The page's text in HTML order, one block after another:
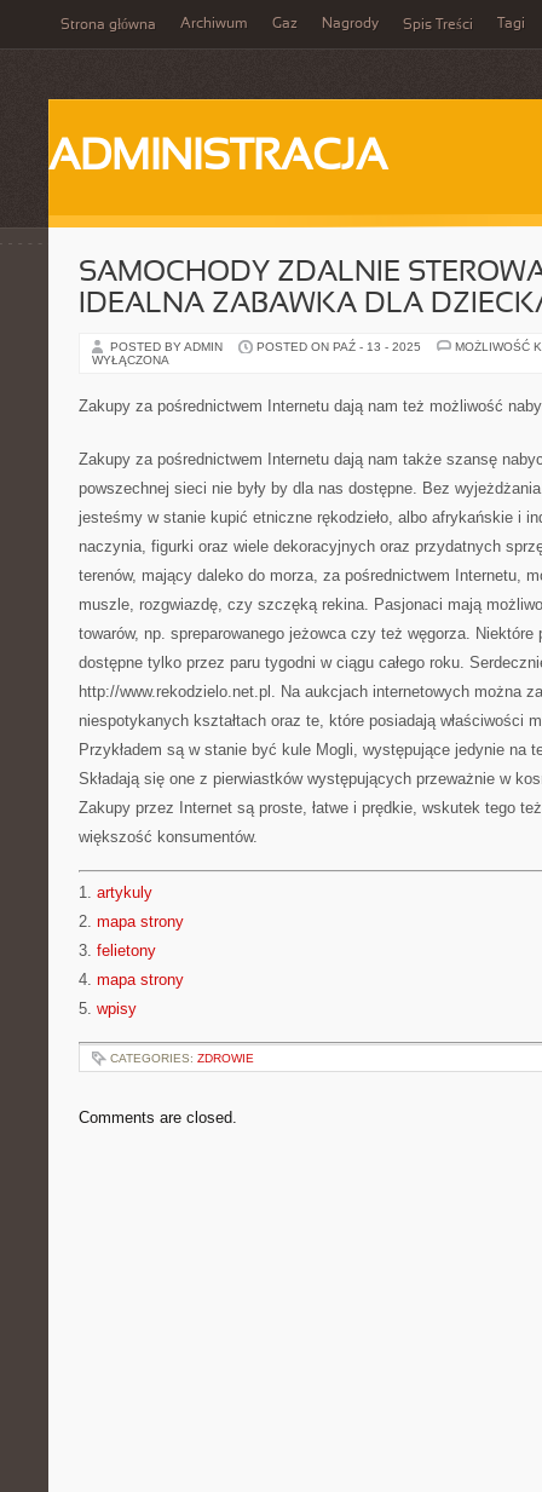
Strona główna Archiwum Gaz Nagrody Spis Treści Tagi
ADMINISTRACJA
SAMOCHODY ZDALNIE
IDEALNA ZABAWKA DLA
POSTED BY ADMIN POSTED ON PAŹ - 13 - 2025
MOŻLIWOŚĆ
WYŁĄCZONA
Zakupy za pośrednictwem Internetu dają nam też możliwość
Zakupy za pośrednictwem Internetu dają nam także szansę
powszechnej sieci nie były by dla nas dostępne. Bez
jesteśmy w stanie kupić etniczne rękodzieło, albo afrykańskie i
naczynia, figurki oraz wiele dekoracyjnych oraz przydatnych
terenów, mający daleko do morza, za pośrednictwem Internetu,
muszle, rozgwiazdę, czy szczęką rekina. Pasjonaci mają
towarów, np. spreparowanego jeżowca czy też węgorza. Niektóre
dostępne tylko przez paru tygodni w ciągu całego roku.
http://www.rekodzielo.net.pl. Na aukcjach internetowych można
niespotykanych kształtach oraz te, które posiadają właściwości
Przykładem są w stanie być kule Mogli, występujące jedynie na
Składają się one z pierwiastków występujących przeważnie w
Zakupy przez Internet są proste, łatwe i prędkie, wskutek tego
większość konsumentów.
1. artykuly
2. mapa strony
3. felietony
4. mapa strony
5. wpisy
CATEGORIES: ZDROWIE
Comments are closed.